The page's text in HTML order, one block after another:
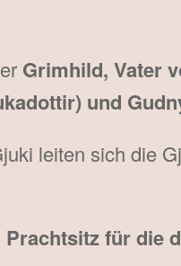
Grimhild, Vater
und
leiten sich die
für die